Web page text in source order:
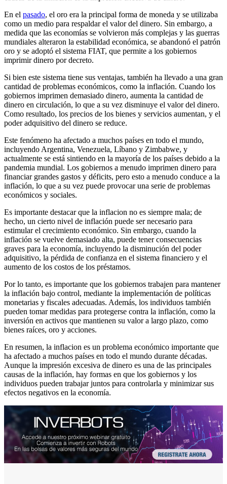
En el pasado, el oro era la principal forma de moneda y se utilizaba
como un medio para respaldar el valor del dinero. Sin embargo, a
medida que las economías se volvieron más complejas y las guerras
mundiales alteraron la estabilidad económica, se abandonó el patrón
oro y se adoptó el sistema FIAT, que permite a los gobiernos
imprimir dinero por decreto.
Si bien este sistema tiene sus ventajas, también ha llevado a una gran
cantidad de problemas económicos, como la inflación. Cuando los
gobiernos imprimen demasiado dinero, aumenta la cantidad de
dinero en circulación, lo que a su vez disminuye el valor del dinero.
Como resultado, los precios de los bienes y servicios aumentan, y el
poder adquisitivo del dinero se reduce.
Este fenómeno ha afectado a muchos países en todo el mundo,
incluyendo Argentina, Venezuela, Líbano y Zimbabwe, y
actualmente se está sintiendo en la mayoría de los países debido a la
pandemia mundial. Los gobiernos a menudo imprimen dinero para
financiar grandes gastos y déficits, pero esto a menudo conduce a la
inflación, lo que a su vez puede provocar una serie de problemas
económicos y sociales.
Es importante destacar que la inflacion no es siempre mala; de
hecho, un cierto nivel de inflación puede ser necesario para
estimular el crecimiento económico. Sin embargo, cuando la
inflación se vuelve demasiado alta, puede tener consecuencias
graves para la economía, incluyendo la disminución del poder
adquisitivo, la pérdida de confianza en el sistema financiero y el
aumento de los costos de los préstamos.
Por lo tanto, es importante que los gobiernos trabajen para mantener
la inflación bajo control, mediante la implementación de políticas
monetarias y fiscales adecuadas. Además, los individuos también
pueden tomar medidas para protegerse contra la inflación, como la
inversión en activos que mantienen su valor a largo plazo, como
bienes raíces, oro y acciones.
En resumen, la inflacion es un problema económico importante que
ha afectado a muchos países en todo el mundo durante décadas.
Aunque la impresión excesiva de dinero es una de las principales
causas de la inflación, hay formas en que los gobiernos y los
individuos pueden trabajar juntos para controlarla y minimizar sus
efectos negativos en la economía.